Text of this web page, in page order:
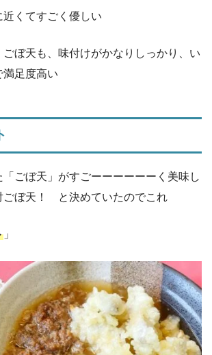
くてすごく優しい
ぼ天も、味付けがかなりしっかり、い
満足度高い
「ごぼ天」がすごーーーーーーく美味し
ごぼ天！ と決めていたのでこれ
」